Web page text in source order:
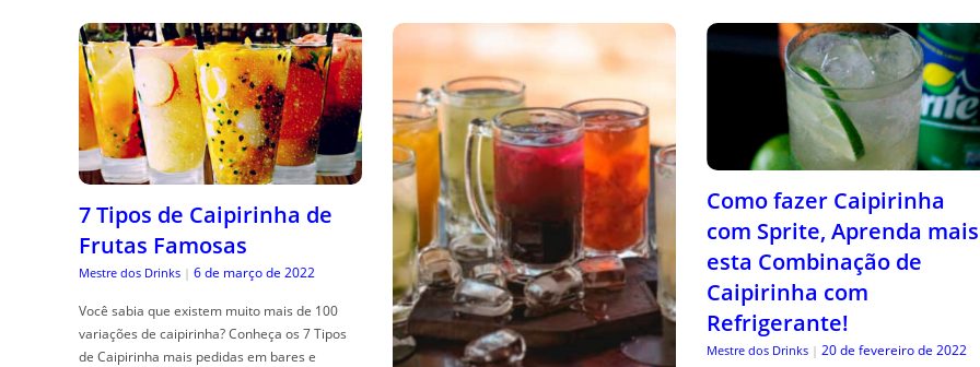
7 Tipos de Caipirinha de
Frutas Famosas
Mestre dos Drinks | 6 de março de 2022
Você sabia que existem muito mais de 100
variações de caipirinha? Conheça os 7 Tipos
de Caipirinha mais pedidas em bares e
Como fazer Caipirinha
com Sprite, Aprenda mais
esta Combinação de
Caipirinha com
Refrigerante!
Mestre dos Drinks | 20 de fevereiro de 2022